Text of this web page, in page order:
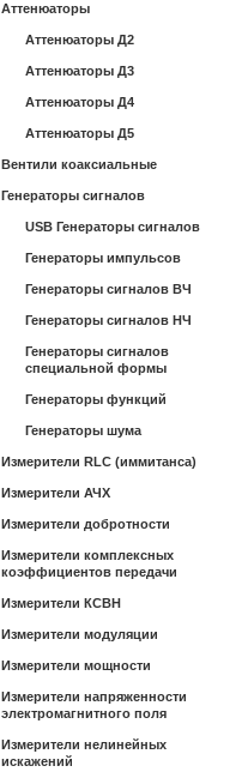
Аттенюаторы
Аттенюаторы Д2
Аттенюаторы Д3
Аттенюаторы Д4
Аттенюаторы Д5
Вентили коаксиальные
Генераторы сигналов
USB Генераторы сигналов
Генераторы импульсов
Генераторы сигналов ВЧ
Генераторы сигналов НЧ
Генераторы сигналов
специальной формы
Генераторы функций
Генераторы шума
Измерители RLC (иммитанса)
Измерители АЧХ
Измерители добротности
Измерители комплексных
коэффициентов передачи
Измерители КСВН
Измерители модуляции
Измерители мощности
Измерители напряженности
электромагнитного поля
Измерители нелинейных
искажений